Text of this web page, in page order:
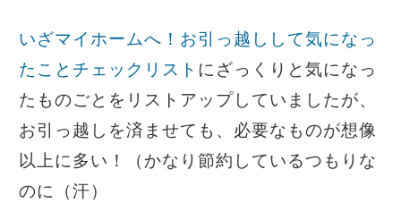
いざマイホームへ！お引っ越しして気になっ
たことチェックリスト にざっくりと気になっ
たものごとをリストアップしていましたが、
お引っ越しを済ませても、必要なものが想像
以上に多い！（かなり節約しているつもりな
のに（汗）